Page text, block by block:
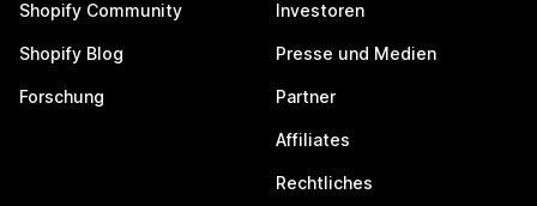
Shopify Community
Shopify Blog
Forschung
Investoren
Presse und Medien
Partner
Affiliates
Rechtliches